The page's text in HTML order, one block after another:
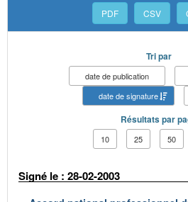
PDF CSV
Tri par
date de publication
date de signature
Résultats par
10 25 50
Signé le : 28-02-2003